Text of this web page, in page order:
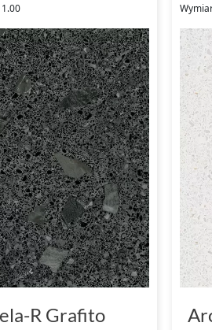
R Grafito